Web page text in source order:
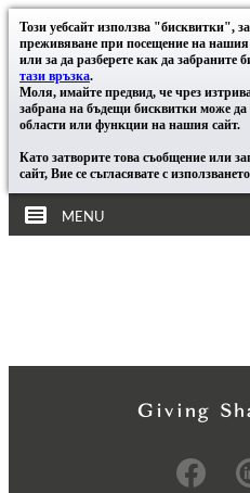
Този уебсайт използва "бисквитки",
преживяване при посещение на
или за да разберете как да забраните
тази връзка.
Моля, имайте предвид, че чрез
забрана на бъдещи бисквитки може да
области или функции на нашия сайт.
Като затворите това съобщение или
сайт, Вие се съгласявате с
MENU